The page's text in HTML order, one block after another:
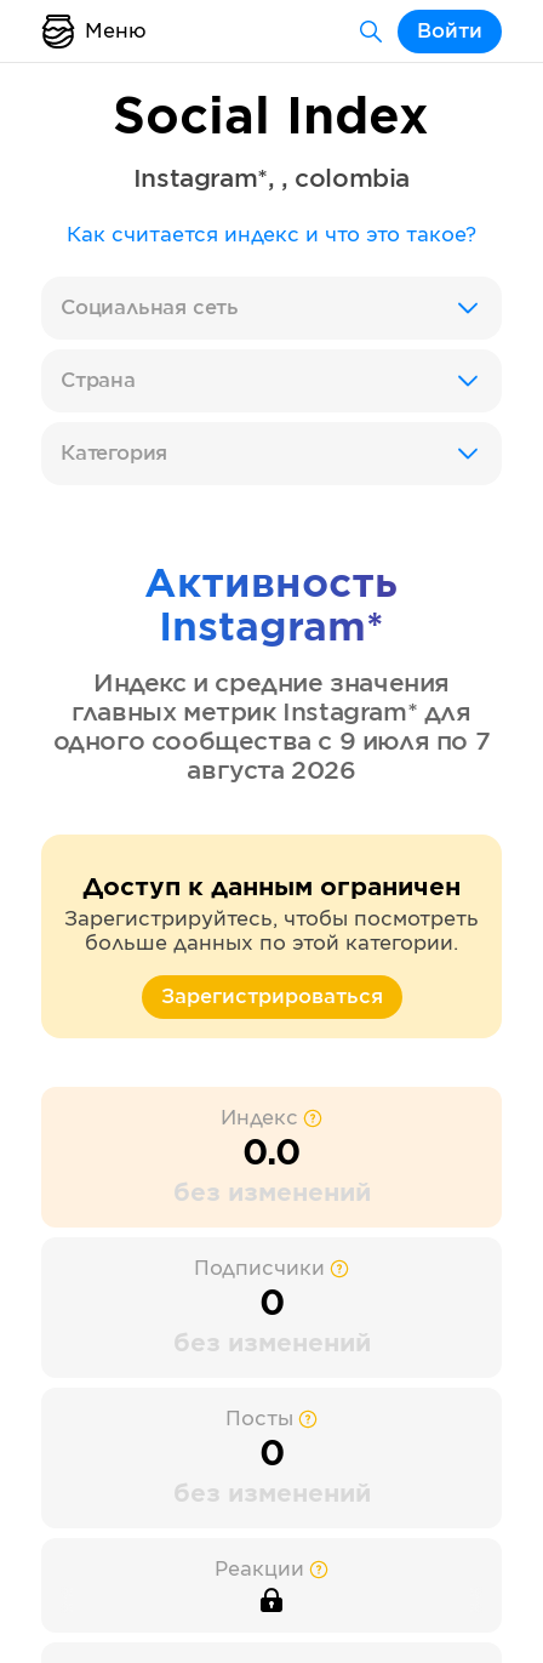
Меню Войти
Social Index
Instagram*, , colombia
Как считается индекс и что это такое?
Социальная сеть
Страна
Категория
Активность
Instagram*
Индекс и средние значения
главных метрик
Instagram* для
одного сообщества с 9 июля по 7
августа 2026
Доступ к данным ограничен
Зарегистрируйтесь, чтобы посмотреть
больше данных по этой категории.
Зарегистрироваться
Индекс
0.0
без изменений
Подписчики
0
без изменений
Посты
0
без изменений
Реакции